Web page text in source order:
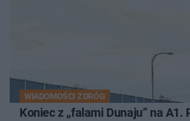
WIADOMOŚCI Z DRÓG
Koniec z „falami Dunaju” na A1.